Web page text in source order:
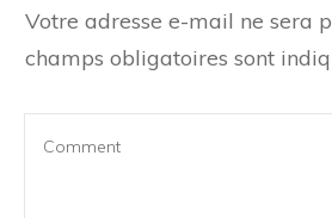
Votre adresse e-mail ne sera
champs obligatoires sont